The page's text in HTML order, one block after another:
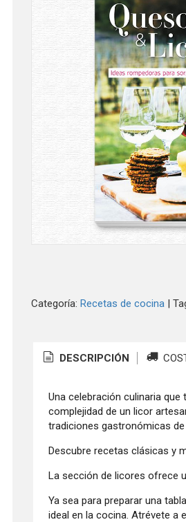
Categoría: Recetas de cocina|
DESCRIPCIÓN
Una celebración culinaria
complejidad de un licor
tradiciones gastronómicas de
Descubre recetas clásicas y
La sección de licores ofrece
Ya sea para preparar una
ideal en la cocina. Atrévete a